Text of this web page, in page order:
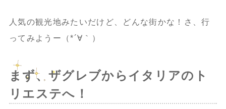
人気の観光地みたいだけど、どんな街かな！さ、行
ってみようー（*´∀｀）
まず、ザグレブからイタリアのト
リエステへ！